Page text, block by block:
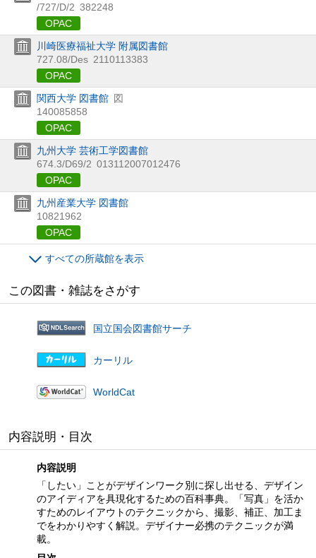
/727/D/2 382248
OPAC
川崎医療福祉大学 附属図書館
727.08/Des 2110113383
OPAC
関西大学 図書館 図
140085858
OPAC
九州大学 芸術工学図書館
674.3/D69/2 013112007012476
OPAC
九州産業大学 図書館
10821962
OPAC
すべての所蔵館を表示
この図書・雑誌をさがす
国立国会図書館サーチ
カーリル
WorldCat
内容説明・目次
内容説明
「したい」ことがデザインワーク別に探し出せる、デザイン
のアイディアを具現化するための百科事典。「写真」を活か
すためのレイアウトのテクニックから、撮影、補正、加工ま
でをわかりやすく解説。デザイナー必携のテクニックが満
載。